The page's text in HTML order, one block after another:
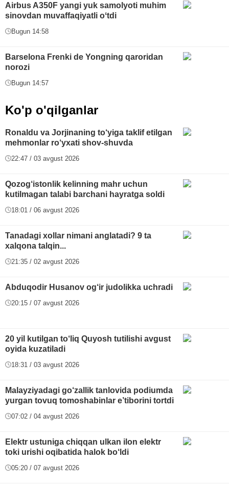
Airbus A350F yangi yuk samolyoti muhim
sinovdan muvaffaqiyatli oʻtdi
Bugun 14:58
Barselona Frenki de Yongning qaroridan
norozi
Bugun 14:57
Ko'p o'qilganlar
Ronaldu va Jorjinaning to‘yiga taklif etilgan
mehmonlar ro‘yxati shov-shuvda
22:47 / 03 avgust 2026
Qozog‘istonlik kelinning mahr uchun
kutilmagan talabi barchani hayratga soldi
18:01 / 06 avgust 2026
Tanadagi xollar nimani anglatadi? 9 ta
xalqona talqin...
21:35 / 02 avgust 2026
Abduqodir Husanov og‘ir judolikka uchradi
20:15 / 07 avgust 2026
20 yil kutilgan to‘liq Quyosh tutilishi avgust
oyida kuzatiladi
18:31 / 03 avgust 2026
Malayziyadagi go‘zallik tanlovida podiumda
yurgan tovuq tomoshabinlar e’tiborini tortdi
07:02 / 04 avgust 2026
Elektr ustuniga chiqqan ulkan ilon elektr
toki urishi oqibatida halok bo‘ldi
05:20 / 07 avgust 2026